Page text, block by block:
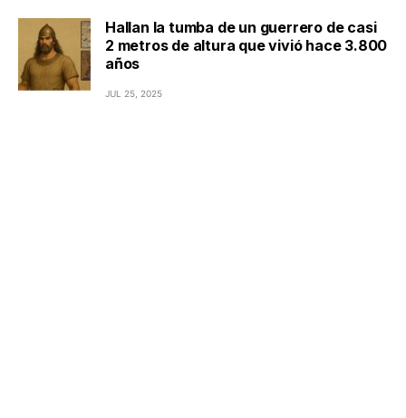
Hallan la tumba de un guerrero de casi
2 metros de altura que vivió hace 3.800
años
JUL 25, 2025